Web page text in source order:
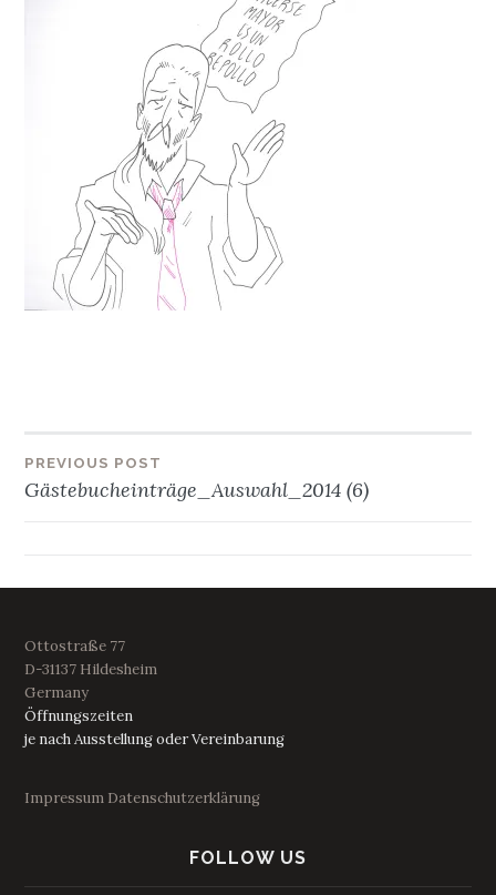
Beitragsnavigation
PREVIOUS POST
Gästebucheinträge_Auswahl_2014 (6)
Ottostraße 77
D-31137 Hildesheim
Germany
Öffnungszeiten
je nach Ausstellung oder Vereinbarung
Impressum Datenschutzerklärung
FOLLOW US